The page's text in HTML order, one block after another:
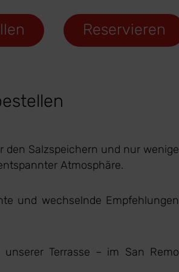
Reservieren
den Salzspeichern und nur wenige
Atmosphäre.
und wechselnde Empfehlungen
Terrasse – im San Remo